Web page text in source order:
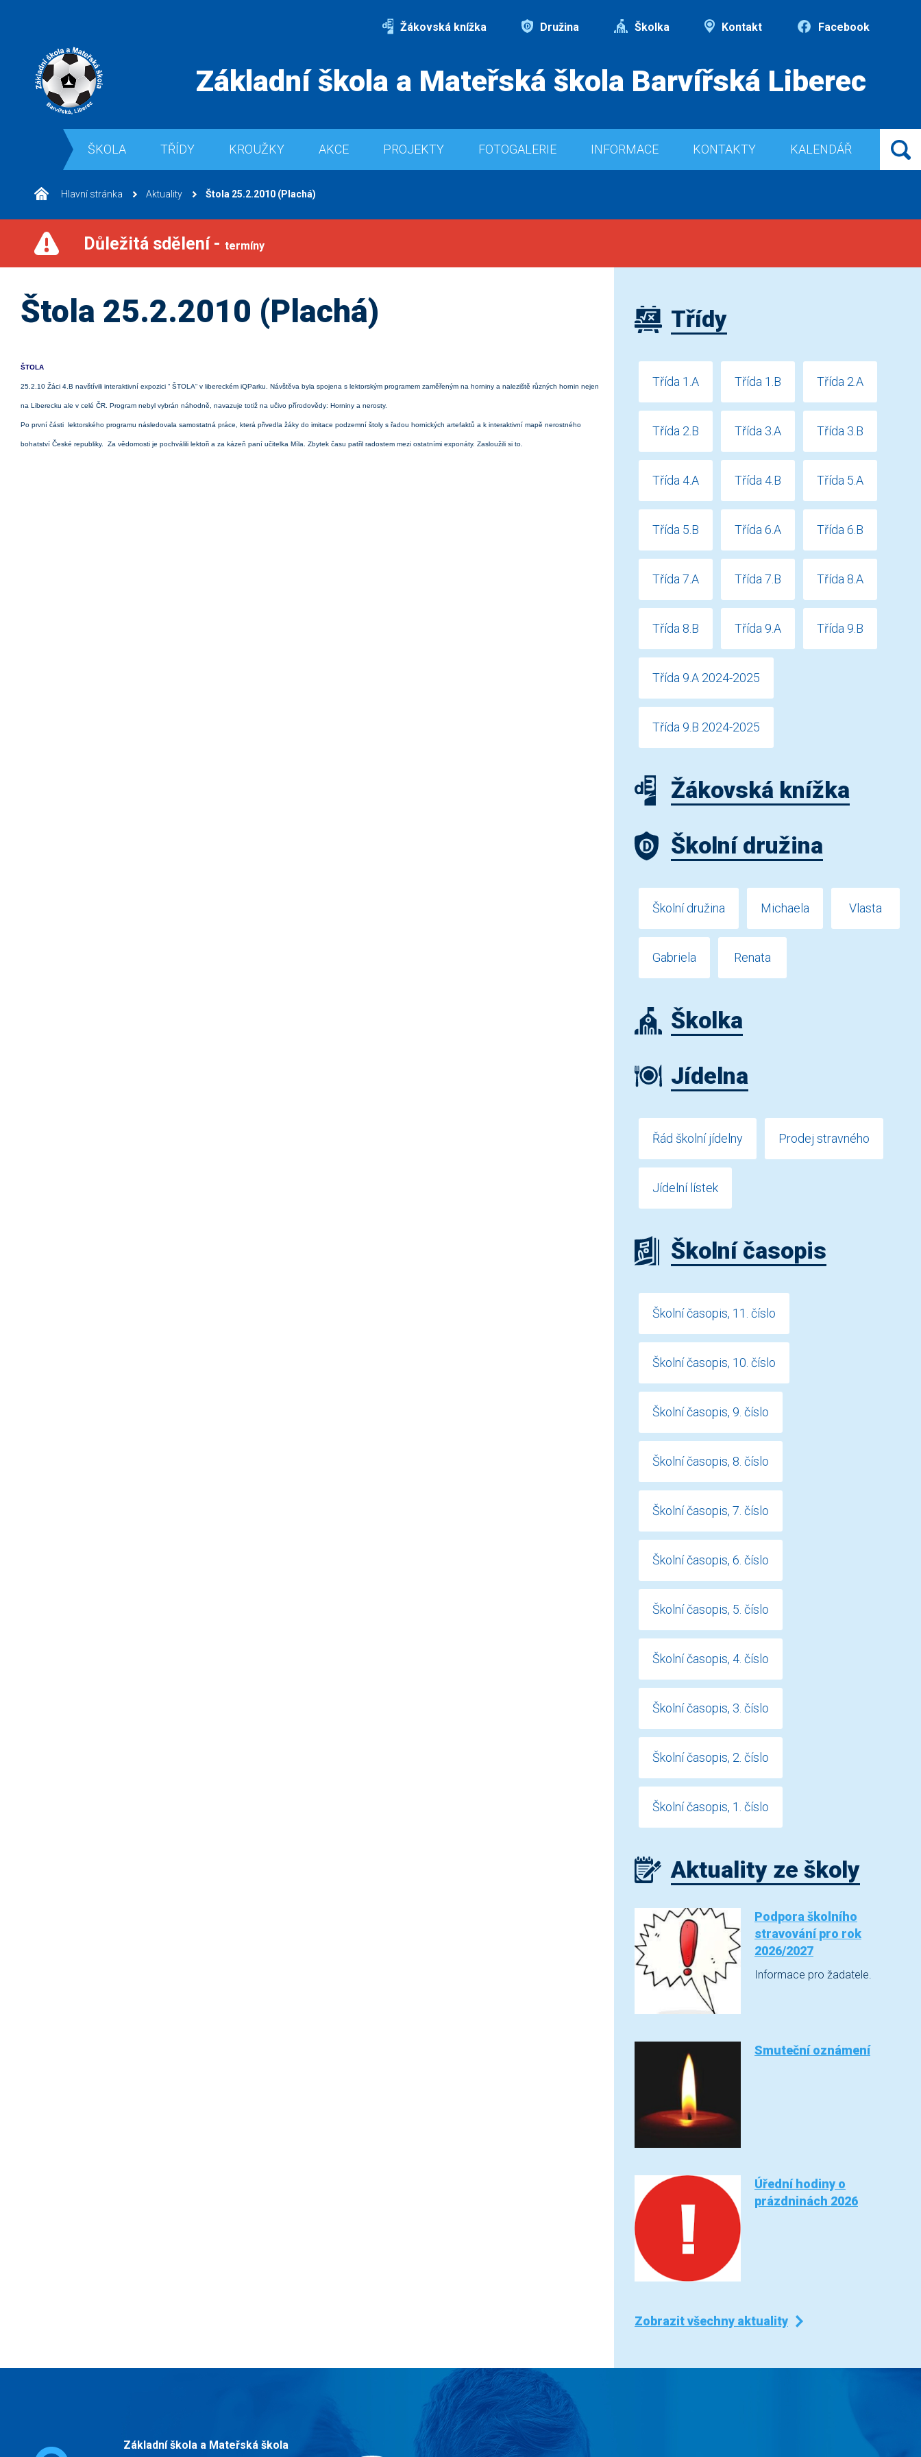
Žákovská knížka Družina Školka Kontakt Facebook
Základní škola a Mateřská škola Barvířská Liberec
ŠKOLA TŘÍDY KROUŽKY AKCE PROJEKTY FOTOGALERIE INFORMACE KONTAKTY KALENDÁŘ
Hlavní stránka Aktuality Štola 25.2.2010 (Plachá)
Důležitá sdělení - termíny
Štola 25.2.2010 (Plachá)
ŠTOLA
25.2.10 Žáci 4.B navštívili interaktivní expozici “ ŠTOLA“ v libereckém iQParku. Návštěva byla spojena s lektorským programem zaměřeným na horniny a naleziště různých hornin nejen
na Liberecku ale v celé ČR. Program nebyl vybrán náhodně, navazuje totiž na učivo přírodovědy: Horniny a nerosty.
Po první části lektorského programu následovala samostatná práce, která přivedla žáky do imitace podzemní štoly s řadou hornických artefaktů a k interaktivní mapě nerostného
bohatství České republiky. Za vědomosti je pochválili lektoři a za kázeň paní učitelka Míla. Zbytek času patřil radostem mezi ostatními exponáty. Zasloužili si to.
Třídy
Třída 1.A Třída 1.B Třída 2.A
Třída 2.B Třída 3.A Třída 3.B
Třída 4.A Třída 4.B Třída 5.A
Třída 5.B Třída 6.A Třída 6.B
Třída 7.A Třída 7.B Třída 8.A
Třída 8.B Třída 9.A Třída 9.B
Třída 9.A 2024-2025
Třída 9.B 2024-2025
Žákovská knížka
Školní družina
Školní družina Michaela Vlasta
Gabriela Renata
Školka
Jídelna
Řád školní jídelny Prodej stravného
Jídelní lístek
Školní časopis
Školní časopis, 11. číslo
Školní časopis, 10. číslo
Školní časopis, 9. číslo
Školní časopis, 8. číslo
Školní časopis, 7. číslo
Školní časopis, 6. číslo
Školní časopis, 5. číslo
Školní časopis, 4. číslo
Školní časopis, 3. číslo
Školní časopis, 2. číslo
Školní časopis, 1. číslo
Aktuality ze školy
Podpora školního
stravování pro rok
2026/2027
Informace pro žadatele.
Smuteční oznámení
Úřední hodiny o
prázdninách 2026
Zobrazit všechny aktuality
Základní škola a Mateřská škola